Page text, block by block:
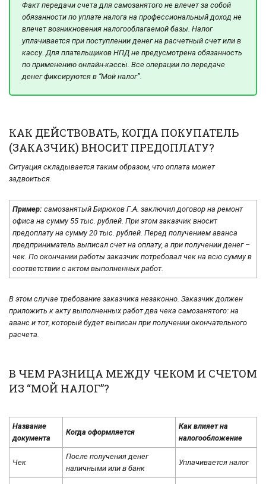
Факт передачи счета для самозанятого не влечет за собой
обязанности по уплате налога на профессиональный доход не
влечет возникновения налогооблагаемой базы. Налог
уплачивается при поступлении денег на расчетный счет или в
кассу. Для плательщиков НПД не предусмотрена обязанность
по применению онлайн-кассы. Все операции по передаче
денег фиксируются в “Мой налог”.
КАК ДЕЙСТВОВАТЬ, КОГДА ПОКУПАТЕЛЬ
(ЗАКАЗЧИК) ВНОСИТ ПРЕДОПЛАТУ?
Ситуация складывается таким образом, что оплата может
задвоиться.
Пример: самозанятый Бирюков Г.А. заключил договор на ремонт
офиса на сумму 55 тыс. рублей. При этом заказчик вносит
предоплату на сумму 20 тыс. рублей. Перед получением аванса
предприниматель выписал счет на оплату, а при получении денег –
чек. По окончании работы заказчик потребовал чек на всю сумму в
соответствии с актом выполненных работ.
В этом случае требование заказчика незаконно. Заказчик должен
приложить к акту выполненных работ два чека самозанятого: на
аванс и тот, который будет выписан при получении окончательного
расчета.
В ЧЕМ РАЗНИЦА МЕЖДУ ЧЕКОМ И СЧЕТОМ
ИЗ “МОЙ НАЛОГ”?
Название
документа
Когда оформляется
Как влияет на
налогообложение
Чек
После получения денег
наличными или в банк
Уплачивается налог